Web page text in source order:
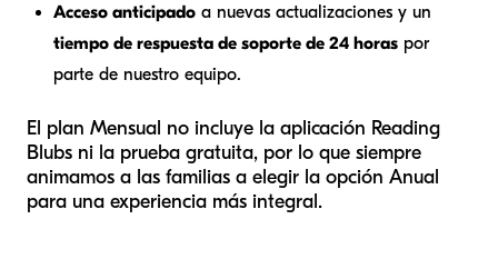
Acceso anticipado a nuevas actualizaciones y un
tiempo de respuesta de soporte de 24 horas por
parte de nuestro equipo.
El plan Mensual no incluye la aplicación Reading
Blubs ni la prueba gratuita, por lo que siempre
animamos a las familias a elegir la opción Anual
para una experiencia más integral.